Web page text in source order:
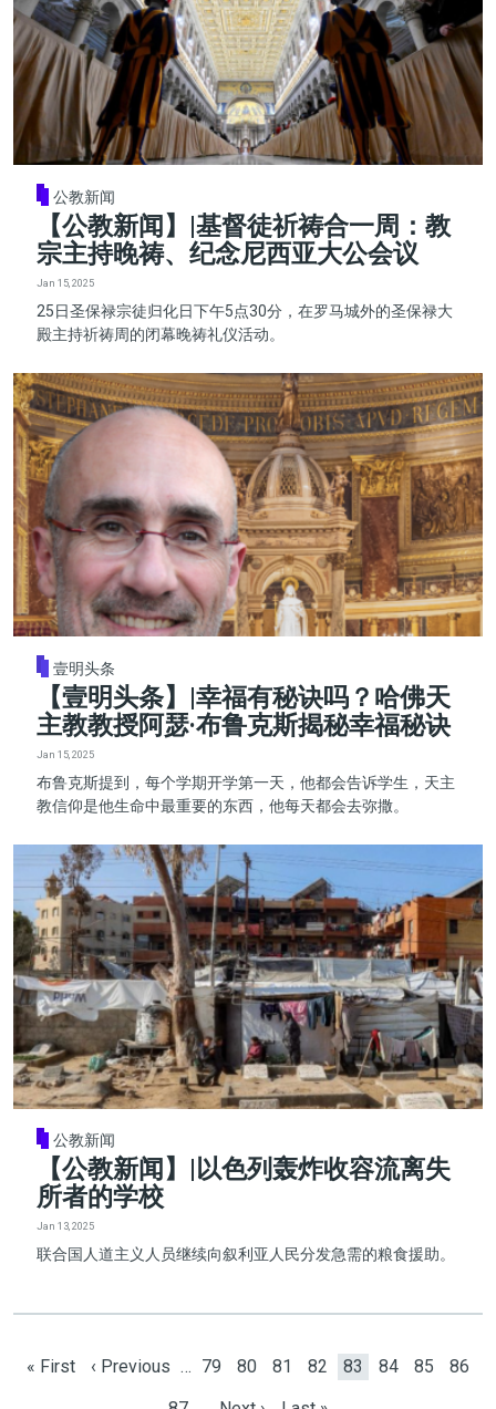
公教新闻
【公教新闻】|基督徒祈祷合一周：教
宗主持晚祷、纪念尼西亚大公会议
Jan 15, 2025
25日圣保禄宗徒归化日下午5点30分，在罗马城外的圣保禄大
殿主持祈祷周的闭幕晚祷礼仪活动。
壹明头条
【壹明头条】|幸福有秘诀吗？哈佛天
主教教授阿瑟·布鲁克斯揭秘幸福秘诀
Jan 15, 2025
布鲁克斯提到，每个学期开学第一天，他都会告诉学生，天主
教信仰是他生命中最重要的东西，他每天都会去弥撒。
公教新闻
【公教新闻】|以色列轰炸收容流离失
所者的学校
Jan 13, 2025
联合国人道主义人员继续向叙利亚人民分发急需的粮食援助。
First page
« First Previous page
‹ Previous … Page
79 Page
80 Page
81 Page
82 Current page
83 Page
84 Page
85 Page
86